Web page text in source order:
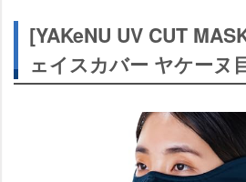
[YAKeNU UV CUT
ェイスカバー ヤケーヌ